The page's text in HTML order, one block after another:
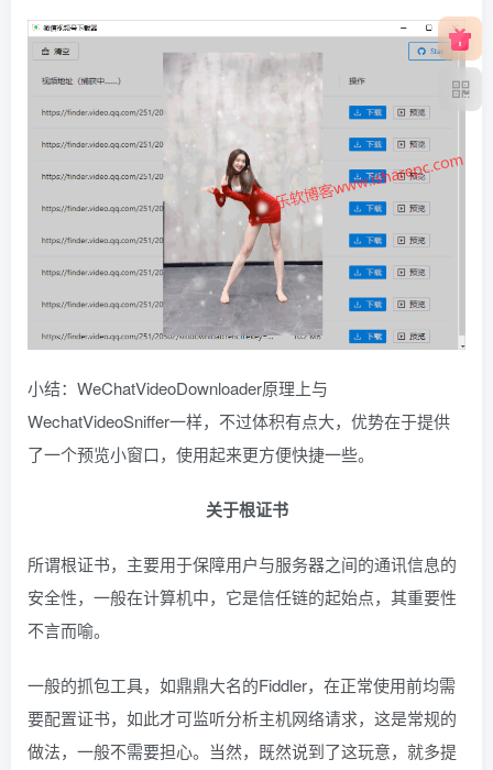
小结：WeChatVideoDownloader原理上与
WechatVideoSniffer一样，不过体积有点大，优势在于提供
了一个预览小窗口，使用起来更方便快捷一些。
关于根证书
所谓根证书，主要用于保障用户与服务器之间的通讯信息的
安全性，一般在计算机中，它是信任链的起始点，其重要性
不言而喻。
一般的抓包工具，如鼎鼎大名的Fiddler，在正常使用前均需
要配置证书，如此才可监听分析主机网络请求，这是常规的
做法，一般不需要担心。当然，既然说到了这玩意，就多提